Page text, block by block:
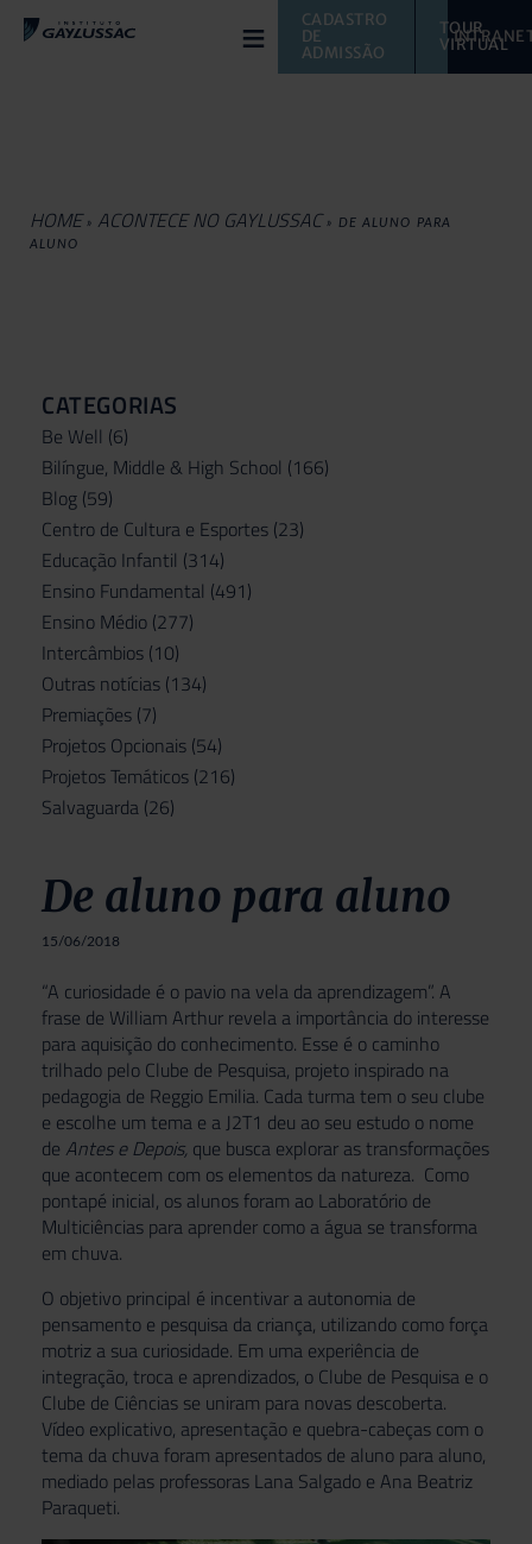
≡
CADASTRO
DE
ADMISSÃO
TOUR
VIRTUAL
HOME » ACONTECE NO GAYLUSSAC »
DE ALUNO PARA
ALUNO
CATEGORIAS
Be Well (6)
Bilíngue, Middle & High School (166)
Blog (59)
Centro de Cultura e Esportes (23)
Educação Infantil (314)
Ensino Fundamental (491)
Ensino Médio (277)
Intercâmbios (10)
Outras notícias (134)
Premiações (7)
Projetos Opcionais (54)
Projetos Temáticos (216)
Salvaguarda (26)
De aluno para aluno
15/06/2018
“A curiosidade é o pavio na vela da aprendizagem”. A
frase de William Arthur revela a importância do interesse
para aquisição do conhecimento. Esse é o caminho
trilhado pelo Clube de Pesquisa, projeto inspirado na
pedagogia de Reggio Emilia. Cada turma tem o seu clube
e escolhe um tema e a J2T1 deu ao seu estudo o nome
de Antes e Depois, que busca explorar as transformações
que acontecem com os elementos da natureza. Como
pontapé inicial, os alunos foram ao Laboratório de
Multiciências para aprender como a água se transforma
em chuva.
O objetivo principal é incentivar a autonomia de
pensamento e pesquisa da criança, utilizando como força
motriz a sua curiosidade. Em uma experiência de
integração, troca e aprendizados, o Clube de Pesquisa e o
Clube de Ciências se uniram para novas descoberta.
Vídeo explicativo, apresentação e quebra-cabeças com o
tema da chuva foram apresentados de aluno para aluno,
mediado pelas professoras Lana Salgado e Ana Beatriz
Paraqueti.